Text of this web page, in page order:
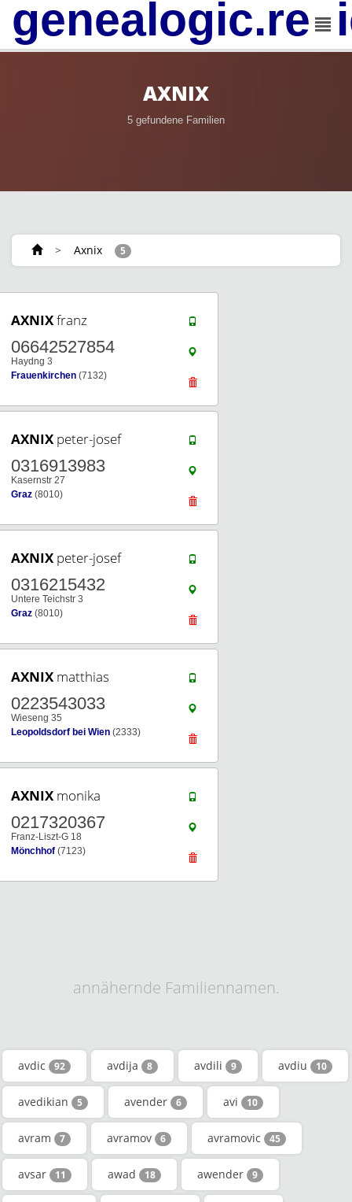
AXNIX
5 gefundene Familien
> Axnix 5
AXNIXfranz
06642527854
Haydng 3
Frauenkirchen (7132)
AXNIX peter-josef
0316913983
Kasernstr 27
Graz (8010)
AXNIX peter-josef
0316215432
Untere Teichstr 3
Graz (8010)
AXNIX matthias
0223543033
Wieseng 35
Leopoldsdorf bei Wien (2333)
AXNIX monika
0217320367
Franz-Liszt-G 18
Mönchhof (7123)
annähernde Familiennamen.
avdic 92 avdija 8 avdili 9 avdiu 10
avedikian 5 avender 6 avi 10
avram 7 avramov 6 avramovic 45
avsar 11 awad 18 awender 9